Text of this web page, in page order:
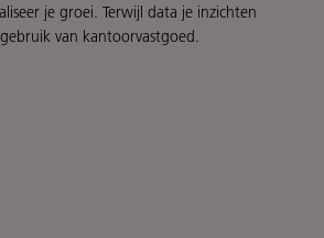
je groei. Terwijl data je inzichten
van kantoorvastgoed.